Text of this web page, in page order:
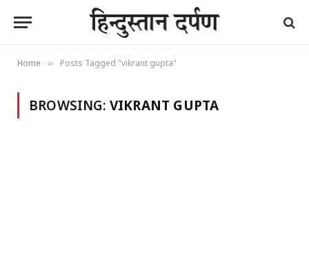
Home » Posts Tagged "vikrant gupta"
BROWSING: VIKRANT GUPTA